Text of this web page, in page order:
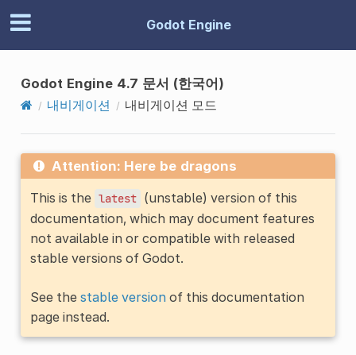
Godot Engine
Godot Engine 4.7 문서 (한국어)
내비게이션
내비게이션 모드
Attention: Here be dragons
This is the latest (unstable) version of this
documentation, which may document features
not available in or compatible with released
stable versions of Godot.
See the stable versionof this documentation
page instead.